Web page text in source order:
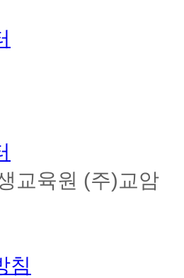
교육원 (주)교암
침